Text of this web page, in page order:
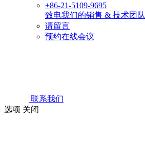
+86-21-5109-9695
致电我们的销售 & 技术团队
请留言
预约在线会议
联系我们
选项 关闭